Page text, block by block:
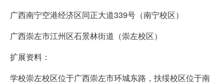
广西南宁空港经济区同正大道339号（南宁校区）
广西崇左市江州区石景林街道（崇左校区）
扩展资料：
学校崇左校区位于广西崇左市环城东路，扶绥校区位于南